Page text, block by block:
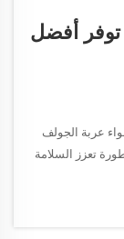
توفر أفضل
عربة الجولف
تعزز السلامة